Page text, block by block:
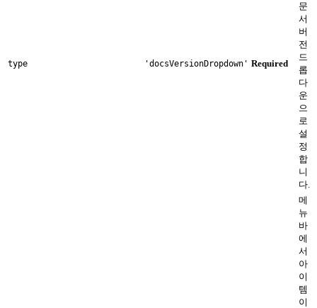
type 'docsVersionDropdown' Required
문
서
버
전
드
롭
다
운
으
로
설
정
합
니
다.
메
뉴
바
에
서
아
이
템
이